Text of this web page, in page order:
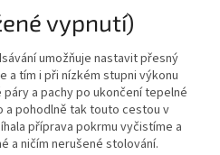
vypnutí)
umožňuje nastavit přesný
a tím i při nízkém stupni výkonu
a pachy po ukončení tepelné
a pohodlně tak touto cestou v
příprava pokrmu vyčistíme a
a ničím nerušené stolování.